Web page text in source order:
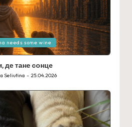
needs some wine
де тане сонце
Seliutina 25.04.2026